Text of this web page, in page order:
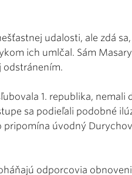
udalosti, ale zdá
ich umlčal. Sám
odstránením.
1. republika, nemali
sa podieľali podobné
pripomína úvodný
odporcovia